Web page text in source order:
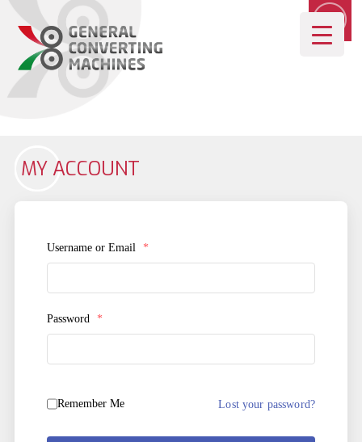
MY ACCOUNT
Username or Email *
Password *
Remember Me Lost your password?